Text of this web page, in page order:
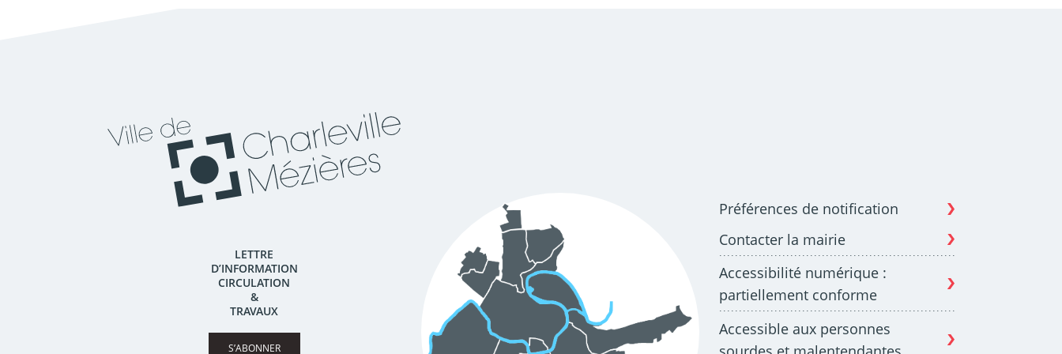
Préférences de notification
Contacter la mairie
Accessibilité numérique :
partiellement conforme
Accessible aux personnes
LETTRE
D’INFORMATION
CIRCULATION
&
TRAVAUX
S’ABONNER